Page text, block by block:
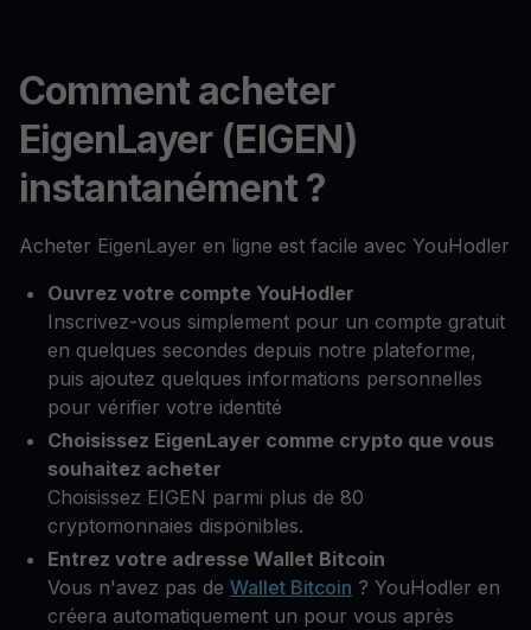
Comment acheter
EigenLayer (EIGEN)
instantanément ?
Acheter EigenLayer en ligne est facile avec YouHodler
Ouvrez votre compte YouHodler
Inscrivez-vous simplement pour un compte gratuit
en quelques secondes depuis notre plateforme,
puis ajoutez quelques informations personnelles
pour vérifier votre identité
Choisissez EigenLayer comme crypto que vous
souhaitez acheter
Choisissez EIGEN parmi plus de 80
cryptomonnaies disponibles.
Entrez votre adresse Wallet Bitcoin
Vous n'avez pas de Wallet Bitcoin ? YouHodler en
créera automatiquement un pour vous après